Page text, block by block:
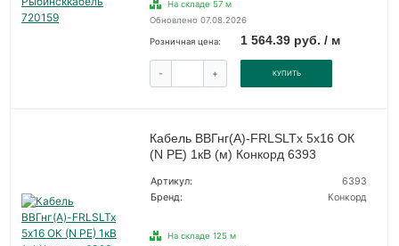
На складе 57 м
Обновлено 07.08.2026
Розничная цена: 1 564.39 руб. / м
- + КУПИТЬ
Кабель ВВГнг(А)-FRLSLTx 5х16 ОК
(N PE) 1кВ (м) Конкорд 6393
Артикул:
6393
Бренд:
Конкорд
На складе 125 м